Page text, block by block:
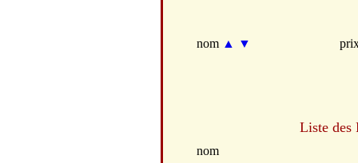
nom ▲ ▼
Liste des
nom